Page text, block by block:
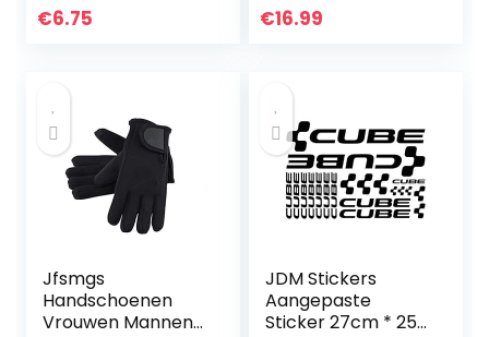
Jongens Zuigeling
€6.75
mode stijl korte
€16.99
Jfsmgs
Handschoenen
Vrouwen Mannen
JDM Stickers
Aangepaste
Sticker 27cm * 25